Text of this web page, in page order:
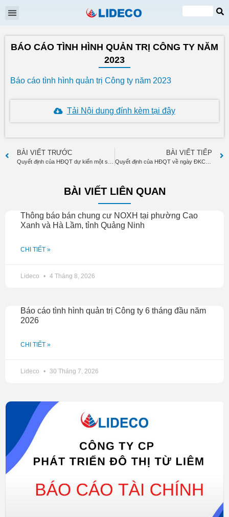
VI
EN
BÁO CÁO TÌNH HÌNH QUẢN TRỊ CÔNG TY NĂM
2023
Báo cáo tình hình quản trị Công ty năm 2023
Tải Nội dung đính kèm tại đây
BÀI VIẾT TRƯỚC BÀI VIẾT TIẾP
Quyết định của HĐQT về ngày ĐKCC thực hiện quyền tham dự Đại hội cổ đông thường niên năm 2024
BÀI VIẾT LIÊN QUAN
Thông báo bán chung cư NOXH tại phường Cao
Xanh và Hà Lầm, tỉnh Quảng Ninh
CHI TIẾT »
Lideco 4 Tháng 8, 2026
Báo cáo tình hình quản trị Công ty 6 tháng đầu năm
2026
CHI TIẾT »
Lideco 30 Tháng 7, 2026